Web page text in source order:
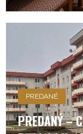
PREDANÉ
PREDANÝ –